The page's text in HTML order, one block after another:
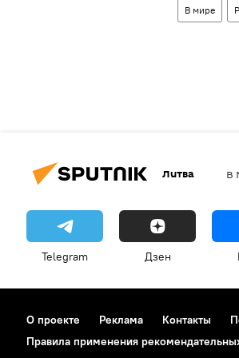
В мире
Литва В
Telegram Дзен
О проекте Реклама Контакты
Правила применения